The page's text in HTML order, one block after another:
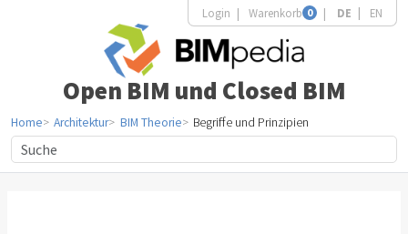
Login Warenkorb 0 DE EN
Open BIM und Closed BIM
Home Architektur BIM Theorie Begriffe und Prinzipien